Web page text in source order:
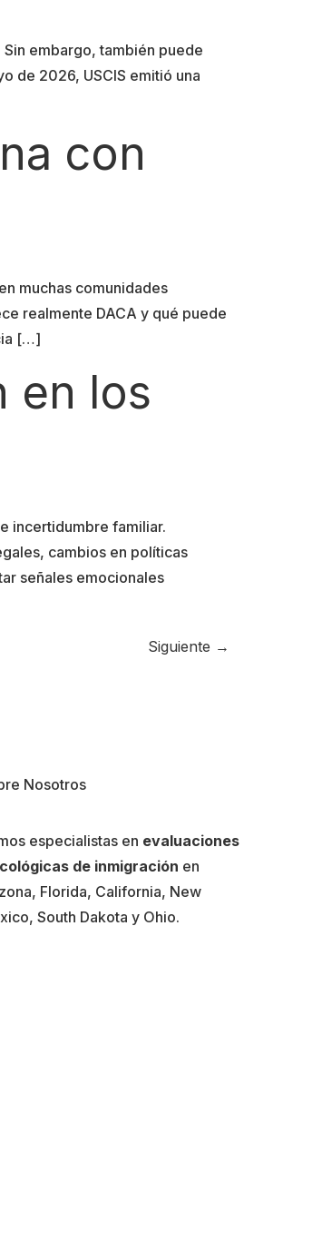
embargo, también puede
de 2026, USCIS emitió una
con
muchas comunidades
realmente DACA y qué puede
[…]
en los
incertidumbre familiar.
cambios en políticas
señales emocionales
Siguiente →
Nosotros
especialistas en evaluaciones
de inmigración en
Florida, California, New
South Dakota y Ohio.